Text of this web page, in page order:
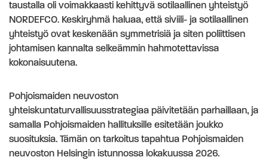
taustalla oli voimakkaasti kehittyvä sotilaallinen yhteistyö
NORDEFCO. Keskiryhmä haluaa, että siviili- ja sotilaallinen
yhteistyö ovat keskenään symmetrisiä ja siten poliittisen
johtamisen kannalta selkeämmin hahmotettavissa
kokonaisuutena.
Pohjoismaiden neuvoston
yhteiskuntaturvallisuusstrategiaa päivitetään parhaillaan, ja
samalla Pohjoismaiden hallituksille esitetään joukko
suosituksia. Tämän on tarkoitus tapahtua Pohjoismaiden
neuvoston Helsingin istunnossa lokakuussa 2026.